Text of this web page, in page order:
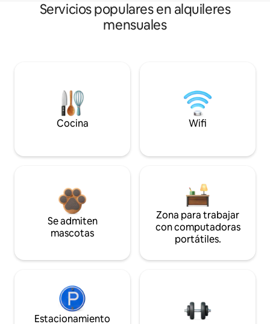
Servicios populares en alquileres
mensuales
Cocina Wifi
Se admiten
mascotas
Zona para trabajar
con computadoras
portátiles.
Estacionamiento